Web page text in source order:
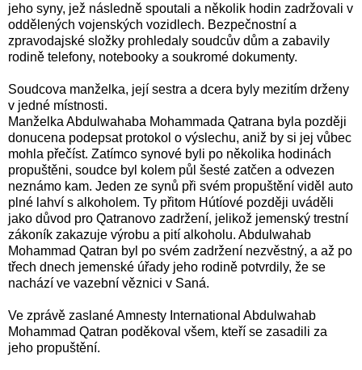
jeho syny, jež následně spoutali a několik hodin zadržovali v
oddělených vojenských vozidlech. Bezpečnostní a
zpravodajské složky prohledaly soudcův dům a zabavily
rodině telefony, notebooky a soukromé dokumenty.
Soudcova manželka, její sestra a dcera byly mezitím drženy
v jedné místnosti.
Manželka Abdulwahaba Mohammada Qatrana byla později
donucena podepsat protokol o výslechu, aniž by si jej vůbec
mohla přečíst. Zatímco synové byli po několika hodinách
propuštěni, soudce byl kolem půl šesté zatčen a odvezen
neznámo kam. Jeden ze synů při svém propuštění viděl auto
plné lahví s alkoholem. Ty přitom Hútíové později uváděli
jako důvod pro Qatranovo zadržení, jelikož jemenský trestní
zákoník zakazuje výrobu a pití alkoholu. Abdulwahab
Mohammad Qatran byl po svém zadržení nezvěstný, a až po
třech dnech jemenské úřady jeho rodině potvrdily, že se
nachází ve vazební věznici v Saná.
Ve zprávě zaslané Amnesty International Abdulwahab
Mohammad Qatran poděkoval všem, kteří se zasadili za
jeho propuštění.